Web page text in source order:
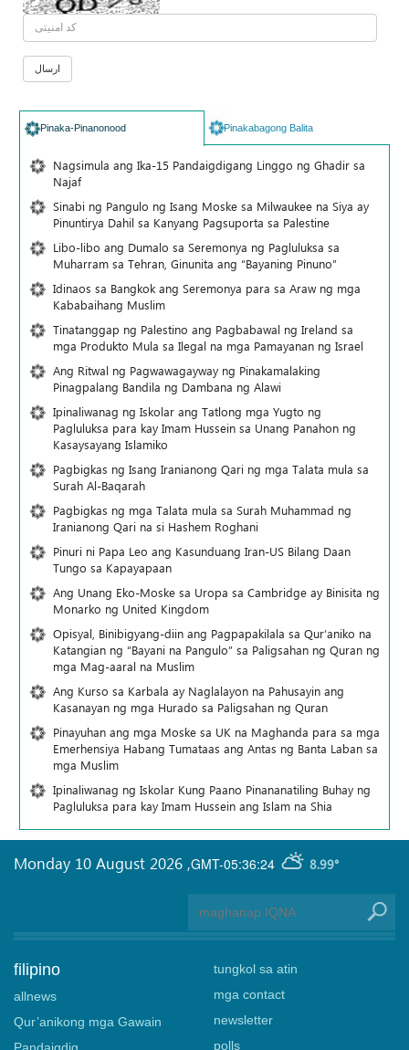
Pinaka-Pinanonood Pinakabagong Balita
Nagsimula ang Ika-15 Pandaigdigang Linggo ng Ghadir sa
Najaf
Sinabi ng Pangulo ng Isang Moske sa Milwaukee na Siya ay
Pinuntirya Dahil sa Kanyang Pagsuporta sa Palestine
Libo-libo ang Dumalo sa Seremonya ng Pagluluksa sa
Muharram sa Tehran, Ginunita ang “Bayaning Pinuno”
Idinaos sa Bangkok ang Seremonya para sa Araw ng mga
Kababaihang Muslim
Tinatanggap ng Palestino ang Pagbabawal ng Ireland sa
mga Produkto Mula sa Ilegal na mga Pamayanan ng Israel
Ang Ritwal ng Pagwawagayway ng Pinakamalaking
Pinagpalang Bandila ng Dambana ng Alawi
Ipinaliwanag ng Iskolar ang Tatlong mga Yugto ng
Pagluluksa para kay Imam Hussein sa Unang Panahon ng
Kasaysayang Islamiko
Pagbigkas ng Isang Iranianong Qari ng mga Talata mula sa
Surah Al-Baqarah
Pagbigkas ng mga Talata mula sa Surah Muhammad ng
Iranianong Qari na si Hashem Roghani
Pinuri ni Papa Leo ang Kasunduang Iran-US Bilang Daan
Tungo sa Kapayapaan
Ang Unang Eko-Moske sa Uropa sa Cambridge ay Binisita ng
Monarko ng United Kingdom
Opisyal, Binibigyang-diin ang Pagpapakilala sa Qur’aniko na
Katangian ng “Bayani na Pangulo” sa Paligsahan ng Quran ng
mga Mag-aaral na Muslim
Ang Kurso sa Karbala ay Naglalayon na Pahusayin ang
Kasanayan ng mga Hurado sa Paligsahan ng Quran
Pinayuhan ang mga Moske sa UK na Maghanda para sa mga
Emerhensiya Habang Tumataas ang Antas ng Banta Laban sa
mga Muslim
Ipinaliwanag ng Iskolar Kung Paano Pinananatiling Buhay ng
Pagluluksa para kay Imam Hussein ang Islam na Shia
GMT-05:36:24 8.99°
Monday 10 August 2026 ,
filipino
allnews
Qur’anikong mga Gawain
tungkol sa atin
mga contact
newsletter
polls